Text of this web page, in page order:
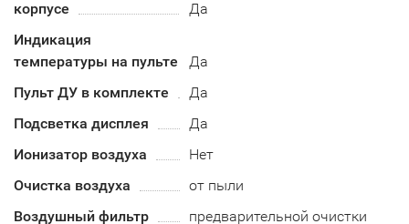
корпусе
Да
Индикация
температуры на пульте
Да
Пульт ДУ в комплекте
Да
Подсветка дисплея
Да
Ионизатор воздуха
Нет
Очистка воздуха
от пыли
Воздушный фильтр
предварительной очистки